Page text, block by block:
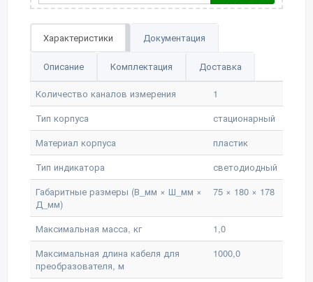
Характеристики Документация
Описание Комплектация Доставка
Количество каналов измерения
1
Тип корпуса
стационарный
Материал корпуса
пластик
Тип индикатора
светодиодный
Габаритные размеры (В_мм × Ш_мм ×
Д_мм)
75 × 180 × 178
Максимальная масса, кг
1,0
Максимальная длина кабеля для
преобразователя, м
1000,0